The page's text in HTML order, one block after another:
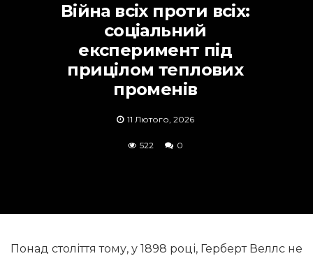
Війна всіх проти всіх:
соціальний
експеримент під
прицілом теплових
променів
11 Лютого, 2026
522 0
Понад століття тому, у 1898 році, Герберт Веллс не